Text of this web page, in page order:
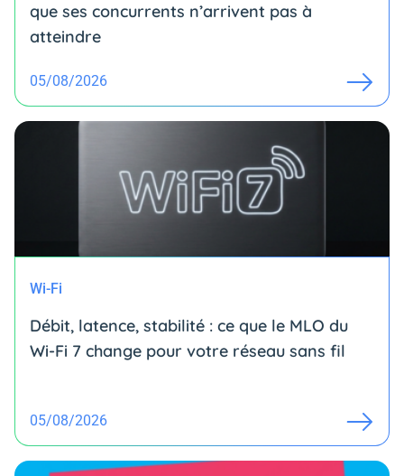
que ses concurrents n’arrivent pas à
atteindre
05/08/2026
Wi-Fi
Débit, latence, stabilité : ce que le MLO du
Wi-Fi 7 change pour votre réseau sans fil
05/08/2026